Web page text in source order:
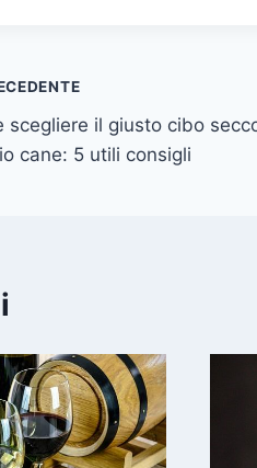
scegliere il giusto cibo
cane: 5 utili consigli